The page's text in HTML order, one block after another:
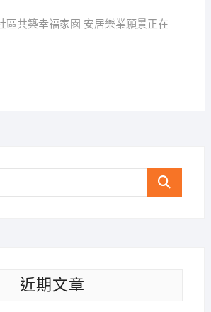
區共築幸福家園 安居樂業願景正在
Search
近期文章